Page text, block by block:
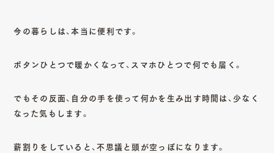
今の暮らしは、本当に便利です。
ボタンひとつで暖かくなって、スマホひとつで何でも届く。
でもその反面、自分の手を使って何かを生み出す時間は、少なく
なった気もします。
薪割りをしていると、不思議と頭が空っぽになります。